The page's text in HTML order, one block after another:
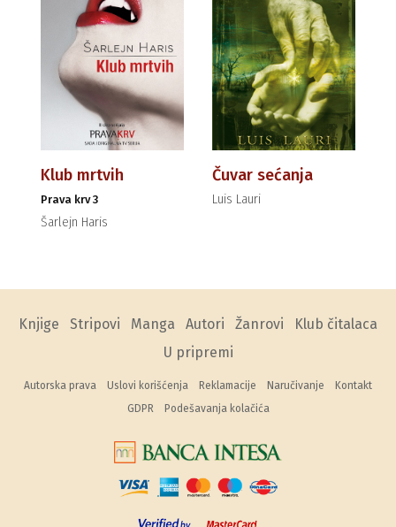
Klub mrtvih
Prava krv 3
Šarlejn Haris
Čuvar sećanja
Luis Lauri
Knjige Stripovi Manga Autori Žanrovi
Klub čitalaca
U pripremi
Autorska prava Uslovi korišćenja Reklamacije Naručivanje
Kontakt
GDPR
Podešavanja kolačića